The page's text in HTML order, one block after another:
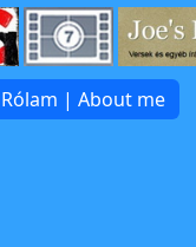
Rólam | About me